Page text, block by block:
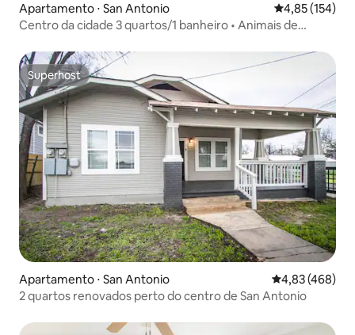
Apartamento ⋅ San Antonio 4,85 de uma
4,85 (154)
Centro da cidade 3 quartos/1 banheiro • Animais de
Superhost
Superhost
Apartamento ⋅ San Antonio 4,83 de uma
4,83 (468)
2 quartos renovados perto do centro de San Antonio